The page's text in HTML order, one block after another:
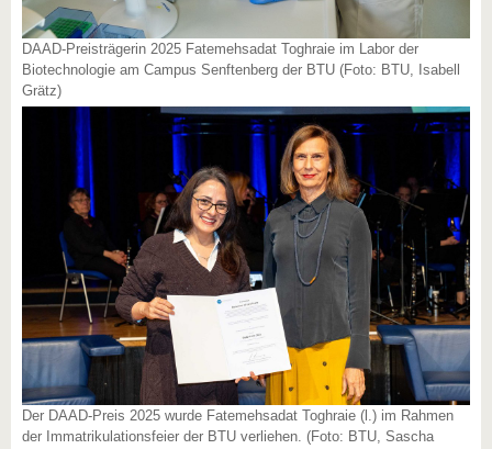
DAAD-Preisträgerin 2025 Fatemehsadat Toghraie im Labor der
Biotechnologie am Campus Senftenberg der BTU (Foto: BTU, Isabell
Grätz)
Der DAAD-Preis 2025 wurde Fatemehsadat Toghraie (l.) im Rahmen
der Immatrikulationsfeier der BTU verliehen. (Foto: BTU, Sascha